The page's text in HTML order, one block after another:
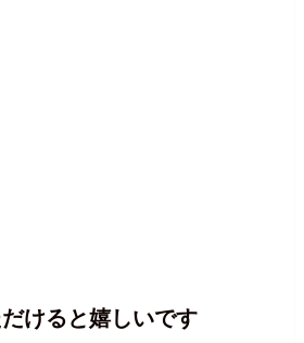
けると嬉しいです